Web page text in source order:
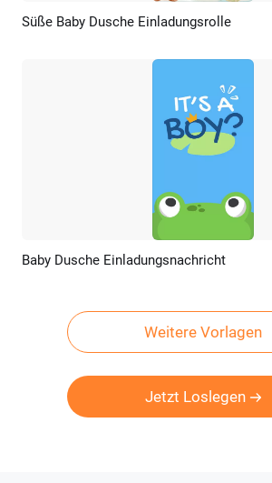
Vorschau KI Erstellen
Süße Baby Dusche Einladungsrolle
Vorschau KI Erstellen
Baby Dusche Einladungsnachricht
Weitere Vorlagen
Jetzt Loslegen